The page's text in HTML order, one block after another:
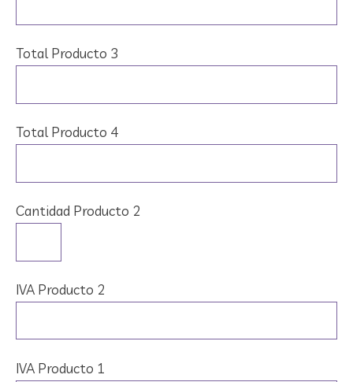
Total Producto 3
Total Producto 4
Cantidad Producto 2
IVA Producto 2
IVA Producto 1